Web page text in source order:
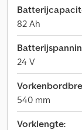
82 Ah
24 V
540 mm
Vorklengte: